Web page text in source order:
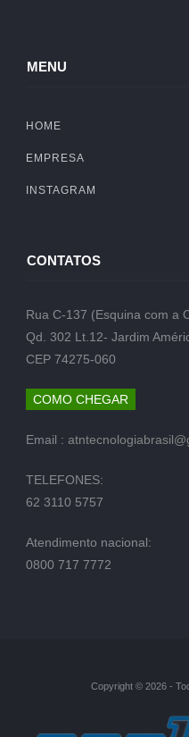
MENU
HOME
EMPRESA
INSTAGRAM
CONTATOS
Rua C-137 (Esquina com a
Qd. 302 Lt.12- Jardim
CEP 74275-060
COMO CHEGAR
Email :
TELEFONES:
62 3110 5757
Atendimento nacional:
0800 717 7772
Copyright © 2026 -